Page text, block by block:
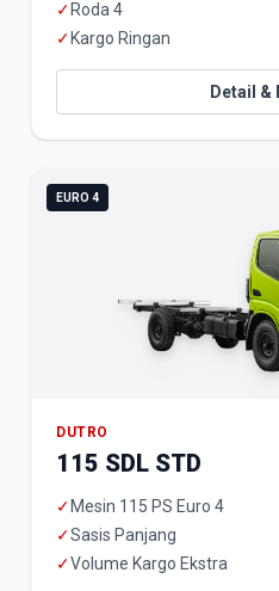
✓ Roda 4
✓ Kargo Ringan
Detail &
EURO 4
DUTRO
115 SDL STD
✓ Mesin 115 PS Euro 4
✓Sasis Panjang
✓Volume Kargo Ekstra